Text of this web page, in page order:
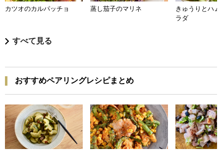
カツオのカルパッチョ 蒸し茄子のマリネ
きゅうりとハ
ラダ
すべて見る
おすすめペアリングレシピまとめ